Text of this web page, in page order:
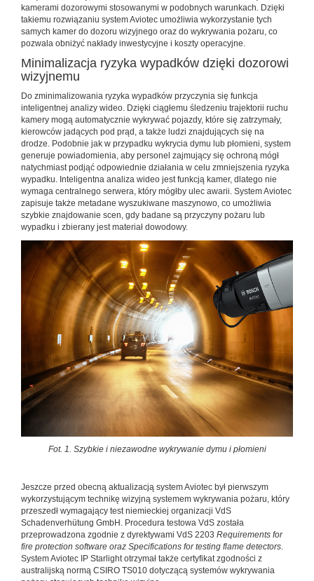
kamerami dozorowymi stosowanymi w podobnych warunkach. Dzięki
takiemu rozwiązaniu system Aviotec umożliwia wykorzystanie tych
samych kamer do dozoru wizyjnego oraz do wykrywania pożaru, co
pozwala obniżyć nakłady inwestycyjne i koszty operacyjne.
Minimalizacja ryzyka wypadków dzięki dozorowi
wizyjnemu
Do zminimalizowania ryzyka wypadków przyczynia się funkcja
inteligentnej analizy wideo. Dzięki ciągłemu śledzeniu trajektorii ruchu
kamery mogą automatycznie wykrywać pojazdy, które się zatrzymały,
kierowców jadących pod prąd, a także ludzi znajdujących się na
drodze. Podobnie jak w przypadku wykrycia dymu lub płomieni, system
generuje powiadomienia, aby personel zajmujący się ochroną mógł
natychmiast podjąć odpowiednie działania w celu zmniejszenia ryzyka
wypadku. Inteligentna analiza wideo jest funkcją kamer, dlatego nie
wymaga centralnego serwera, który mógłby ulec awarii. System Aviotec
zapisuje także metadane wyszukiwane maszynowo, co umożliwia
szybkie znajdowanie scen, gdy badane są przyczyny pożaru lub
wypadku i zbierany jest materiał dowodowy.
Fot. 1. Szybkie i niezawodne wykrywanie dymu i płomieni
Jeszcze przed obecną aktualizacją system Aviotec był pierwszym
wykorzystującym technikę wizyjną systemem wykrywania pożaru, który
przeszedł wymagający test niemieckiej organizacji VdS
Schadenverhütung GmbH. Procedura testowa VdS została
przeprowadzona zgodnie z dyrektywami VdS 2203 Requirements for
fire protection software oraz Specifications for testing flame detectors.
System Aviotec IP Starlight otrzymał także certyfikat zgodności z
australijską normą CSIRO TS010 dotyczącą systemów wykrywania